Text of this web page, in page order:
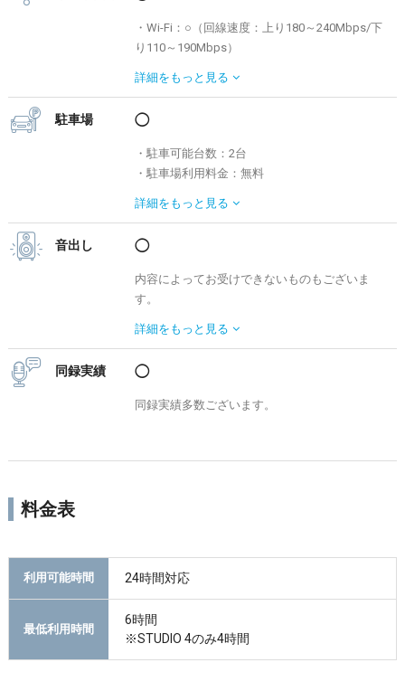
・Wi-Fi：○（回線速度：上り180～240Mbps/下
り110～190Mbps）
り770Mbps/下り930Mbps）
詳細を もっと見る
駐車場 ◯
・駐車可能台数：2台
・駐車場利用料金：無料
だく場合がございます。
詳細を もっと見る
音出し ◯
内容によってお受けできないものもございま
す。
詳細を もっと見る
同録実績 ◯
同録実績多数ございます。
料金表
利用可能時間 24時間対応
最低利用時間
6時間
※STUDIO 4のみ4時間